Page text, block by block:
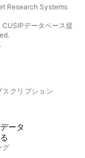
Research Systems
データベース提
.
スクリプション
ータ
グ